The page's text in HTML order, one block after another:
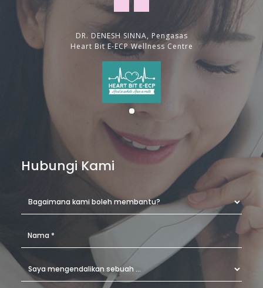
DR. DENESH SINNA, Pengasas
Heart Bit E-ECP Wellness Centre
Hubungi Kami